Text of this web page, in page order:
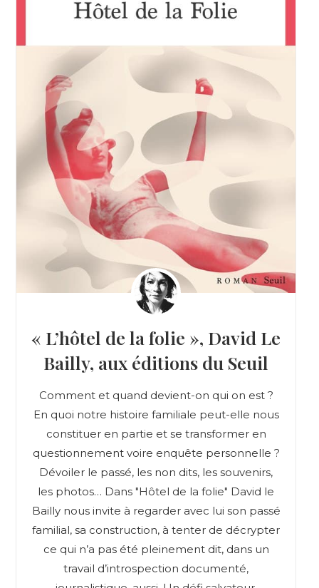
« L’hôtel de la folie », David Le
Bailly, aux éditions du Seuil
Comment et quand devient-on qui on est ?
En quoi notre histoire familiale peut-elle nous
constituer en partie et se transformer en
questionnement voire enquête personnelle ?
Dévoiler le passé, les non dits, les souvenirs,
les photos… Dans "Hôtel de la folie" David le
Bailly nous invite à regarder avec lui son passé
familial, sa construction, à tenter de décrypter
ce qui n’a pas été pleinement dit, dans un
travail d’introspection documenté,